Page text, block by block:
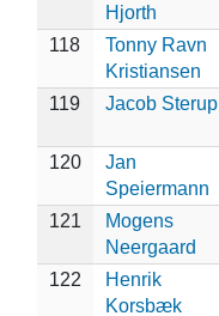
Hjorth
118
Tonny Ravn
Kristiansen
119 Jacob Sterup
120
Jan
Speiermann
121
Mogens
Neergaard
122
Henrik
Korsbæk